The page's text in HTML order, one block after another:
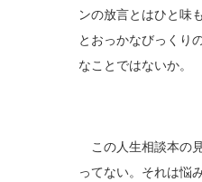
ンの放言とはひと味
とおっかなびっくり
なことではないか。
この人生相談本の
ってない。それは悩